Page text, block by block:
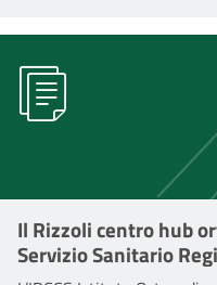
Il Rizzoli centro hub
Servizio Sanitario